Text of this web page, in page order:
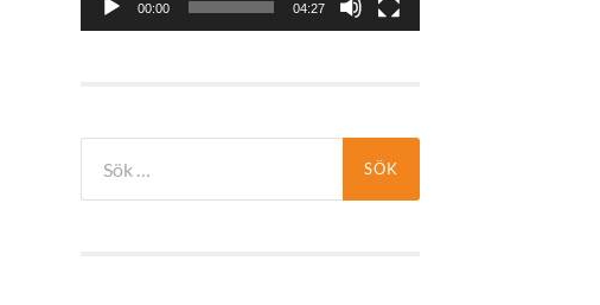
00:00 04:27
efter: